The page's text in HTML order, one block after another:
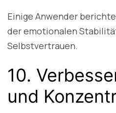
Einige Anwender
der emotionalen
Selbstvertrauen.
10.
und